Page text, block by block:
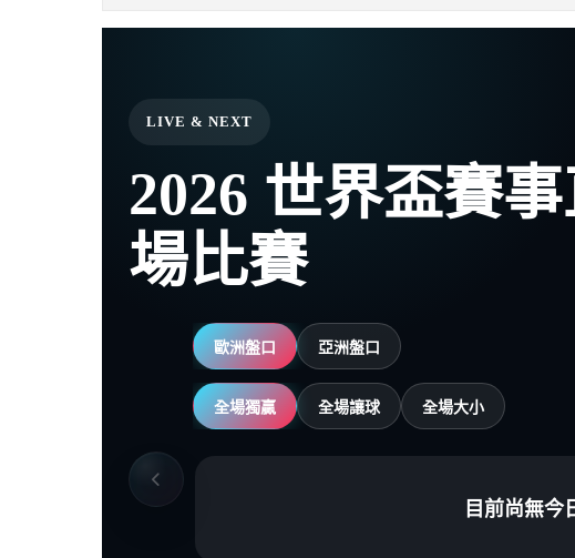
LIVE & NEXT
2026 世界盃賽
場比賽
歐洲盤口 亞洲盤口
全場獨贏 全場讓球 全場大小
目前尚無今